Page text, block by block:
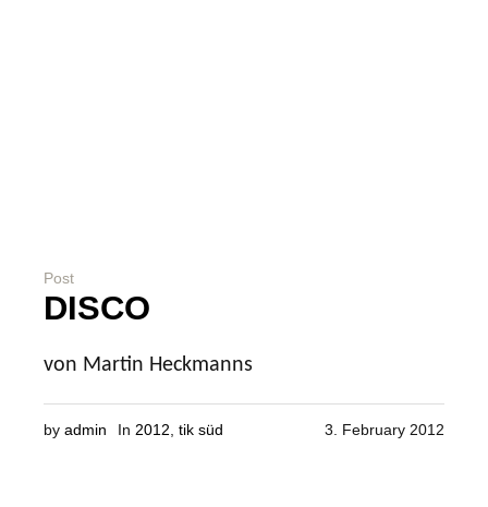
Post
DISCO
von Martin Heckmanns
3. February 2012
by admin In 2012 tik süd